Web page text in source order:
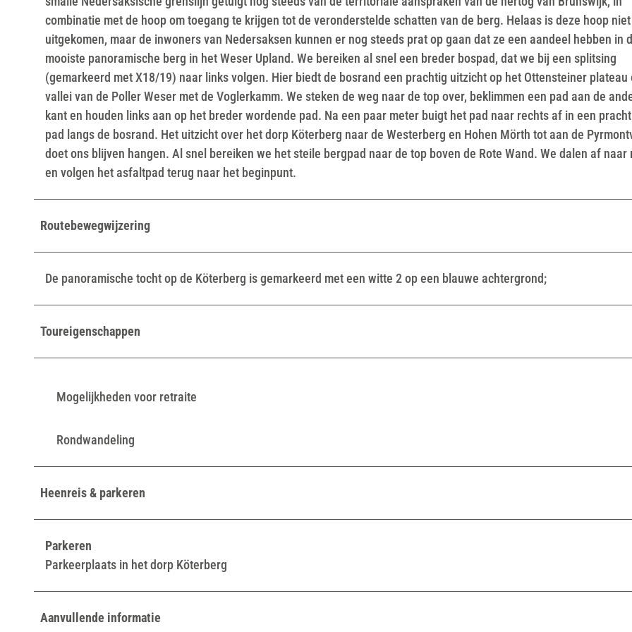
combinatie met de hoop om toegang te krijgen tot de veronderstelde schatten van de berg. Helaas is deze hoop niet
uitgekomen, maar de inwoners van Nedersaksen kunnen er nog steeds prat op gaan dat ze een aandeel hebben in
mooiste panoramische berg in het Weser Upland. We bereiken al snel een breder bospad, dat we bij een splitsing
(gemarkeerd met X18/19) naar links volgen. Hier biedt de bosrand een prachtig uitzicht op het Ottensteiner plateau
vallei van de Poller Weser met de Voglerkamm. We steken de weg naar de top over, beklimmen een pad aan de
kant en houden links aan op het breder wordende pad. Na een paar meter buigt het pad naar rechts af in een
pad langs de bosrand. Het uitzicht over het dorp Köterberg naar de Westerberg en Hohen Mörth tot aan de
doet ons blijven hangen. Al snel bereiken we het steile bergpad naar de top boven de Rote Wand. We dalen af naar
en volgen het asfaltpad terug naar het beginpunt.
Routebewegwijzering
De panoramische tocht op de Köterberg is gemarkeerd met een witte 2 op een blauwe achtergrond;
Toureigenschappen
Mogelijkheden voor retraite
Rondwandeling
Heenreis & parkeren
Parkeren
Parkeerplaats in het dorp Köterberg
Aanvullende informatie